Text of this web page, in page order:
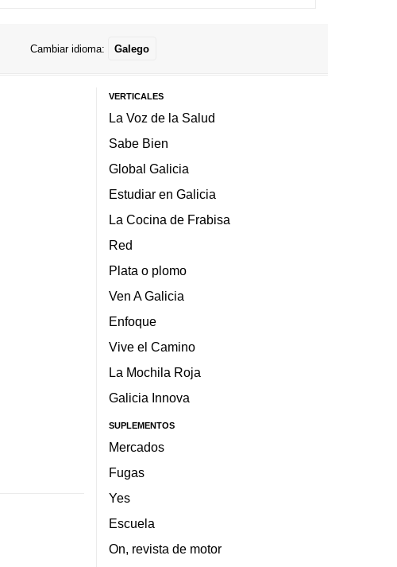
Cambiar idioma: Galego
VERTICALES
La Voz de la Salud
Sabe Bien
Global Galicia
Estudiar en Galicia
La Cocina de Frabisa
Red
Plata o plomo
Ven A Galicia
Enfoque
Vive el Camino
La Mochila Roja
Galicia Innova
SUPLEMENTOS
Mercados
Fugas
Yes
Escuela
On, revista de motor